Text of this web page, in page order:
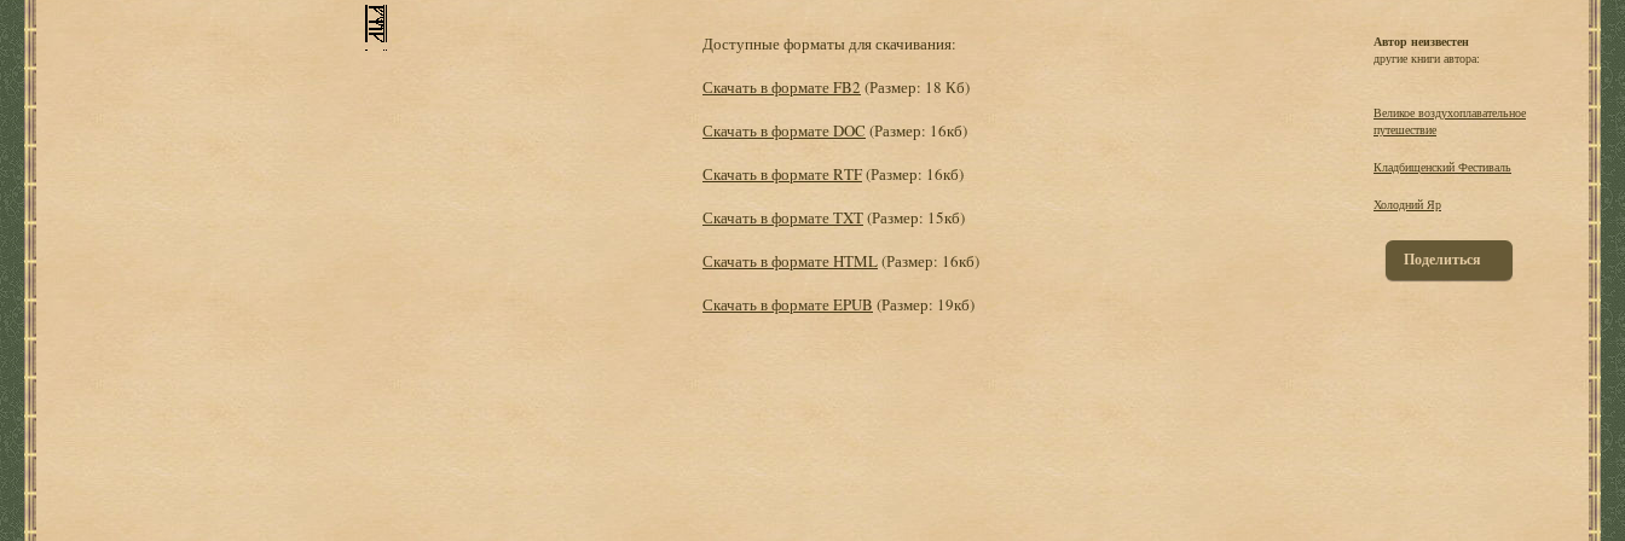
Доступные форматы для скачивания:
Скачать в формате FB2 (Размер: 18 Кб)
Скачать в формате DOC (Размер: 16кб)
Скачать в формате RTF(Размер: 16кб)
Скачать в формате TXT(Размер: 15кб)
Скачать в формате HTML(Размер: 16кб)
Скачать в формате EPUB (Размер: 19кб)
Автор неизвестен
другие книги автора:
Великое воздухоплавательное
путешествие
Кладбищенский Фестиваль
Холодний Яр
Поделиться